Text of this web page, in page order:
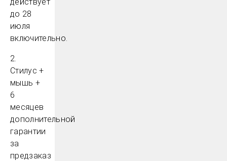
до 28
июля
включительно.
2.
Стилус +
мышь +
6
месяцев
дополнительной
гарантии
за
предзаказ